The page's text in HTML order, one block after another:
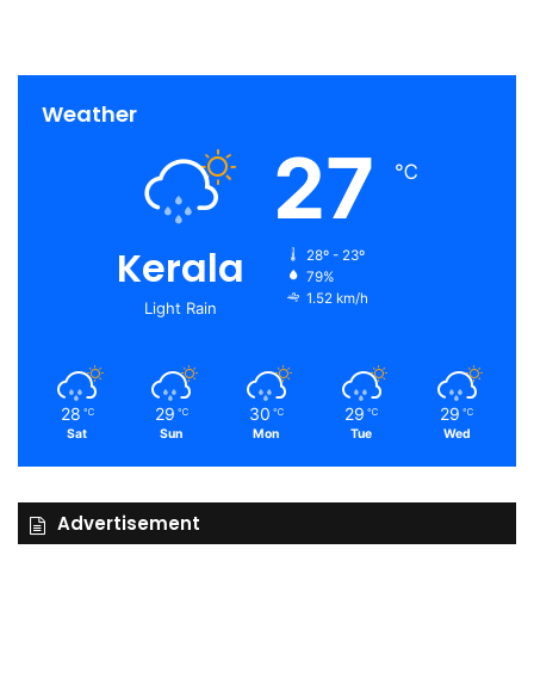
Weather
Kerala
Light Rain
27 ℃
28º - 23º
79%
1.52 km/h
28 ℃
Sat
29 ℃
Sun
30 ℃
Mon
29 ℃
Tue
29 ℃
Wed
Advertisement